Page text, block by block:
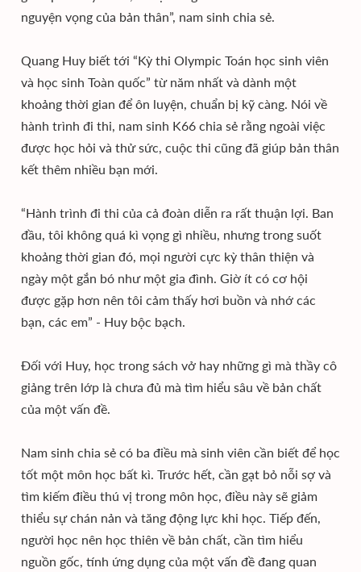
nguyện vọng của bản thân”, nam sinh chia sẻ.
Quang Huy biết tới “Kỳ thi Olympic Toán học sinh viên
và học sinh Toàn quốc” từ năm nhất và dành một
khoảng thời gian để ôn luyện, chuẩn bị kỹ càng. Nói về
hành trình đi thi, nam sinh K66 chia sẻ rằng ngoài việc
được học hỏi và thử sức, cuộc thi cũng đã giúp bản thân
kết thêm nhiều bạn mới.
“Hành trình đi thi của cả đoàn diễn ra rất thuận lợi. Ban
đầu, tôi không quá kì vọng gì nhiều, nhưng trong suốt
khoảng thời gian đó, mọi người cực kỳ thân thiện và
ngày một gắn bó như một gia đình. Giờ ít có cơ hội
được gặp hơn nên tôi cảm thấy hơi buồn và nhớ các
bạn, các em” - Huy bộc bạch.
Đối với Huy, học trong sách vở hay những gì mà thầy cô
giảng trên lớp là chưa đủ mà tìm hiểu sâu về bản chất
của một vấn đề.
Nam sinh chia sẻ có ba điều mà sinh viên cần biết để học
tốt một môn học bất kì. Trước hết, cần gạt bỏ nỗi sợ và
tìm kiếm điều thú vị trong môn học, điều này sẽ giảm
thiểu sự chán nản và tăng động lực khi học. Tiếp đến,
người học nên học thiên về bản chất, cần tìm hiểu
nguồn gốc, tính ứng dụng của một vấn đề đang quan